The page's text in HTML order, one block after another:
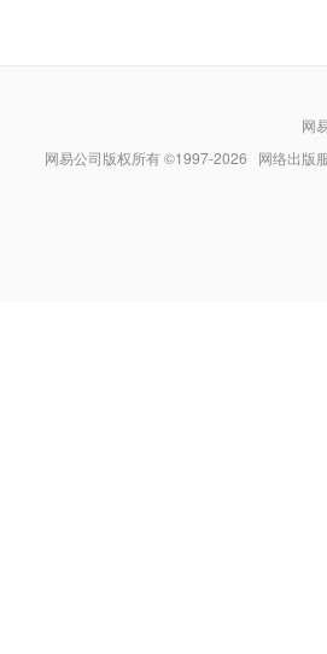
网
网易公司版权所有 ©1997-2026 网络出版